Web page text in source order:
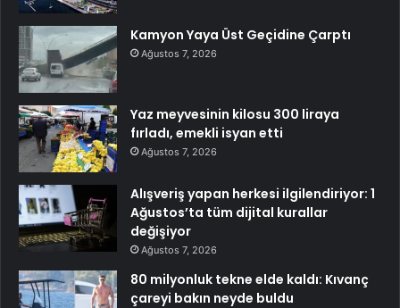
Kamyon Yaya Üst Geçidine Çarptı
Ağustos 7, 2026
Yaz meyvesinin kilosu 300 liraya
fırladı, emekli isyan etti
Ağustos 7, 2026
Alışveriş yapan herkesi ilgilendiriyor: 1
Ağustos’ta tüm dijital kurallar
değişiyor
Ağustos 7, 2026
80 milyonluk tekne elde kaldı: Kıvanç
çareyi bakın neyde buldu